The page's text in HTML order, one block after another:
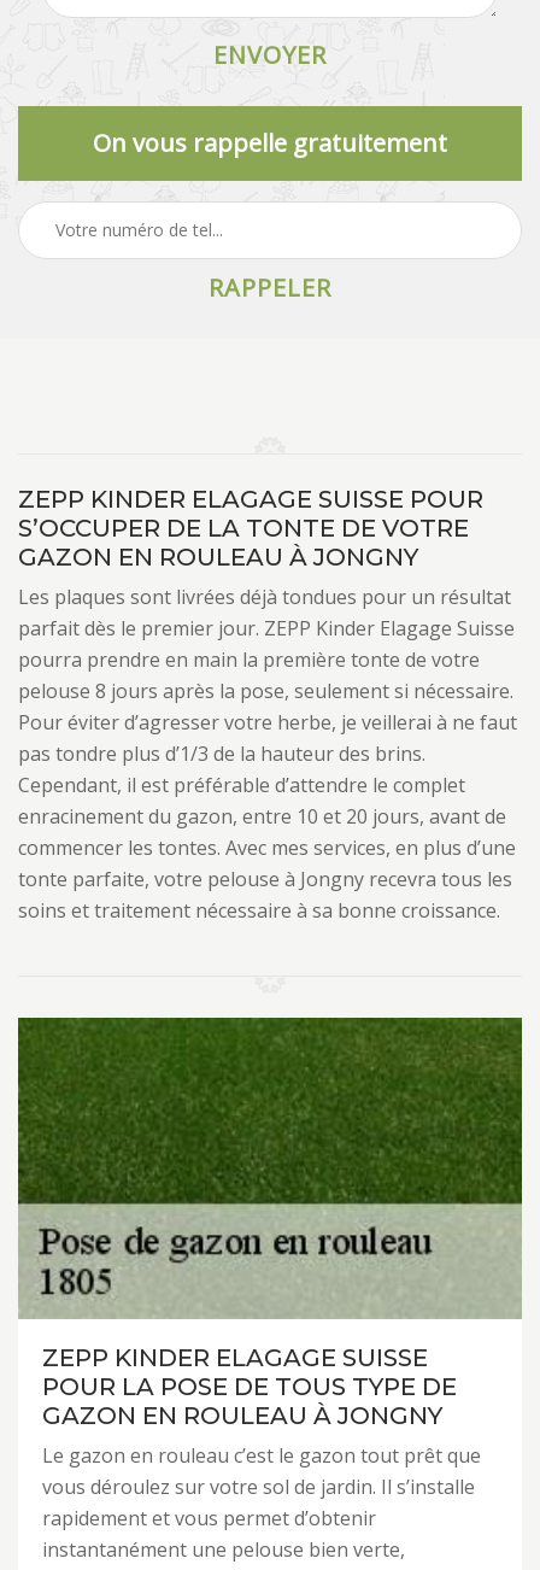
On vous rappelle gratuitement
ZEPP KINDER ELAGAGE SUISSE POUR
S’OCCUPER DE LA TONTE DE VOTRE
GAZON EN ROULEAU À JONGNY
Les plaques sont livrées déjà tondues pour un résultat
parfait dès le premier jour. ZEPP Kinder Elagage Suisse
pourra prendre en main la première tonte de votre
pelouse 8 jours après la pose, seulement si nécessaire.
Pour éviter d’agresser votre herbe, je veillerai à ne faut
pas tondre plus d’1/3 de la hauteur des brins.
Cependant, il est préférable d’attendre le complet
enracinement du gazon, entre 10 et 20 jours, avant de
commencer les tontes. Avec mes services, en plus d’une
tonte parfaite, votre pelouse à Jongny recevra tous les
soins et traitement nécessaire à sa bonne croissance.
ZEPP KINDER ELAGAGE SUISSE
POUR LA POSE DE TOUS TYPE DE
GAZON EN ROULEAU À JONGNY
Le gazon en rouleau c’est le gazon tout prêt que
vous déroulez sur votre sol de jardin. Il s’installe
rapidement et vous permet d’obtenir
instantanément une pelouse bien verte,